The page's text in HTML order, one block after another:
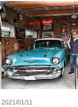
2021/01/11